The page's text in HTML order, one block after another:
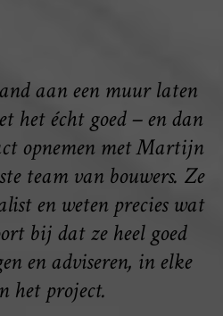
aan een muur laten
het écht goed – en dan
opnemen met Martijn
team van bouwers. Ze
en weten precies wat
bij dat ze heel goed
en adviseren, in elke
het project.